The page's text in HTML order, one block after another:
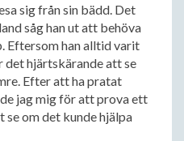
sig från sin bädd. Det
såg han ut att behöva
Eftersom han alltid varit
det hjärtskärande att se
Efter att ha pratat
jag mig för att prova ett
om det kunde hjälpa